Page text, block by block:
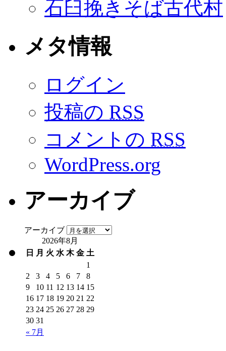
石臼挽きそば古代村
メタ情報
ログイン
投稿の RSS
コメントの RSS
WordPress.org
アーカイブ
アーカイブ
2026年8月
日
月 火 水 木 金 土
« 7月
1
2
3 4 5 6 7
8
9
10 11 12 13 14 15
16 17 18 19 20 21 22
23 24 25 26 27 28 29
30 31